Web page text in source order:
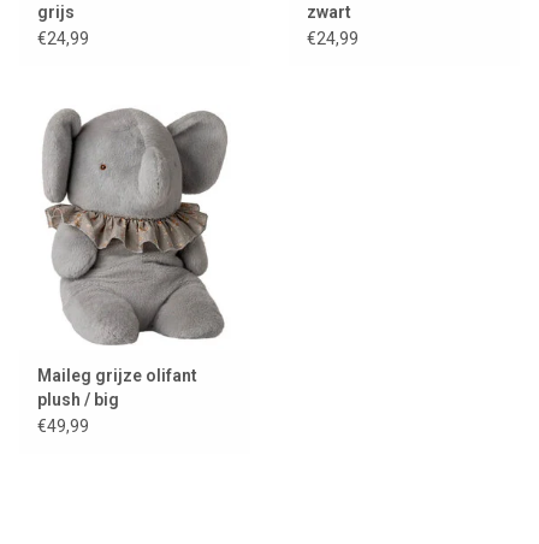
grijs
€24,99
zwart
€24,99
Maileg grijze olifant
plush / big
€49,99